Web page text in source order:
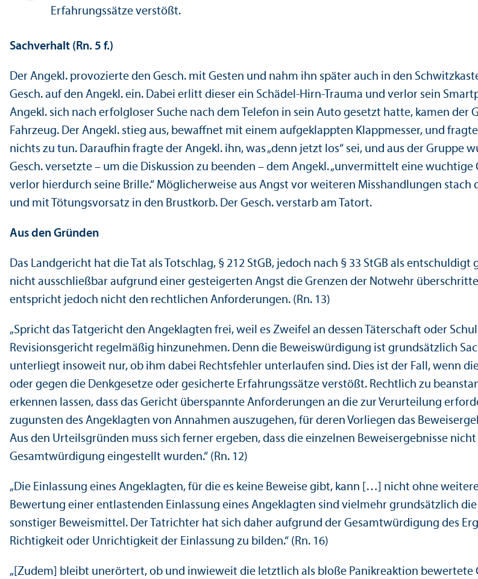
Erfahrungs­sätze verstößt.
Sachverhalt (Rn. 5 f.)
Der Angekl. provozierte den Gesch. mit Gesten und nahm ihn später auch in den
Gesch. auf den Angekl. ein. Dabei erlitt dieser ein Schädel-Hirn-Trauma und verlor sein
Angekl. sich nach erfolgloser Suche nach dem Telefon in sein Auto gesetzt hatte, kamen
Fahrzeug. Der Angekl. stieg aus, bewaffnet mit einem aufgeklappten Klappmesser, und
nichts zu tun. Daraufhin fragte der Angekl. ihn, was „denn jetzt los“ sei, und aus der Gruppe
Gesch. versetzte – um die Diskussion zu beenden – dem Angekl. „unvermittelt eine
verlor hierdurch seine Brille.“ Möglicherweise aus Angst vor weiteren Misshandlungen
und mit Tötungs­vorsatz in den Brustkorb. Der Gesch. verstarb am Tatort.
Aus den Gründen
Das Landgericht hat die Tat als Totschlag, § 212 StGB, jedoch nach § 33 StGB als
nicht ausschließbar aufgrund einer gesteigerten Angst die Grenzen der Notwehr
entspricht jedoch nicht den rechtlichen Anforderungen. (Rn. 13)
„Spricht das Tatgericht den Angeklagten frei, weil es Zweifel an dessen Täterschaft oder
Revisionsgericht regelmäßig hinzunehmen. Denn die Beweiswürdigung ist grundsätzlich
unter­liegt insoweit nur, ob ihm dabei Rechts­fehler unter­laufen sind. Dies ist der Fall, wenn
oder gegen die Denkgesetze oder gesicherte Erfahrungs­sätze verstößt. Rechtlich zu
erkennen lassen, dass das Gericht überspannte Anforderungen an die zur Verurteilung
zugunsten des Angeklagten von Annahmen auszugehen, für deren Vorliegen das
Aus den Urteilsgründen muss sich ferner ergeben, dass die einzelnen Beweisergebnisse
Gesamtwürdigung eingestellt wurden.“ (Rn. 12)
„Die Einlassung eines Angeklagten, für die es keine Beweise gibt, kann […] nicht ohne
Bewertung einer entlastenden Einlassung eines Angeklagten sind vielmehr grundsätzlich
sonstiger Beweismittel. Der Tatrichter hat sich daher aufgrund der Gesamtwürdigung des
Richtigkeit oder Unrichtigkeit der Einlassung zu bilden.“ (Rn. 16)
„[Zudem] bleibt unerörtert, ob und inwieweit die letztlich als bloße Panikreaktion